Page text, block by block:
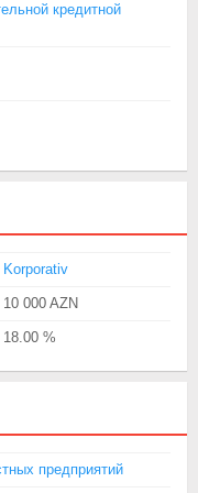
кредитной
Korporativ
10 000 AZN
18.00 %
предприятий